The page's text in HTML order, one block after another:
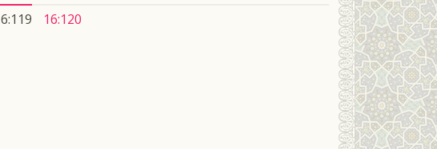
16:120